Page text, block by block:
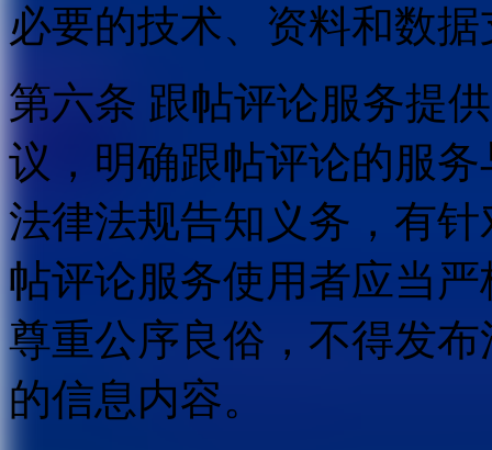
必要的技术、资料和数
第六条 跟帖评论服务提
议，明确跟帖评论的服
法律法规告知义务，有
帖评论服务使用者应当
尊重公序良俗，不得发
的信息内容。